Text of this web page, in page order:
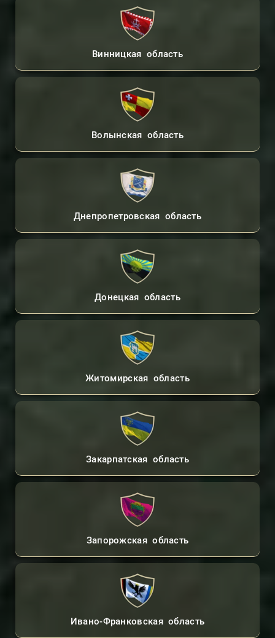
Винницкая область
Волынская область
Днепропетровская область
Донецкая область
Житомирская область
Закарпатская область
Запорожская область
Ивано-Франковская область